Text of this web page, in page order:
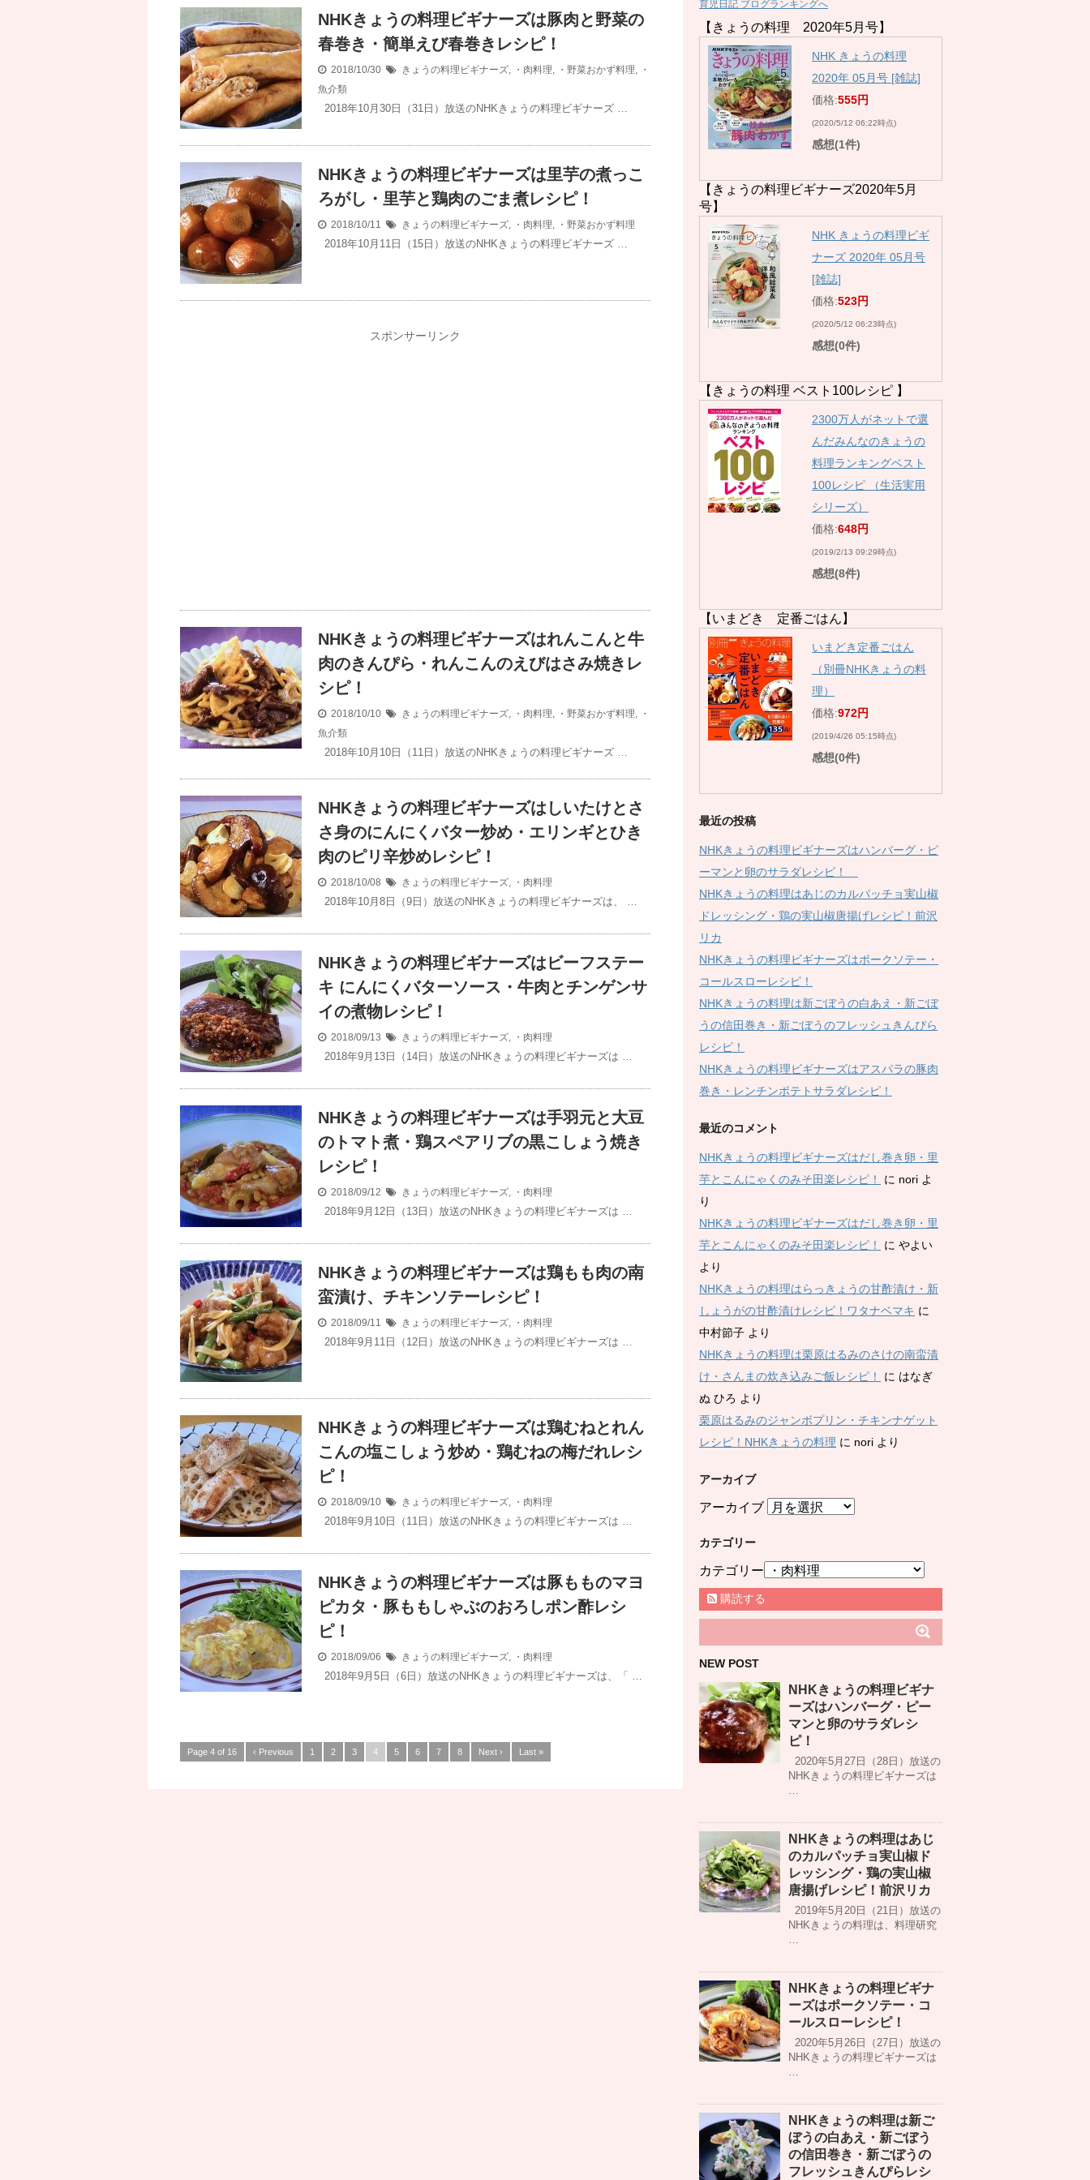
NHKきょうの料理ビギナーズは豚肉と野菜の
春巻き・簡単えび春巻きレシピ！
2018/10/30 きょうの料理ビギナーズ, ・肉料理, ・野菜おかず料理, ・
魚介類
2018年10月30日（31日）放送のNHKきょうの料理ビギナーズ …
NHKきょうの料理ビギナーズは里芋の煮っこ
ろがし・里芋と鶏肉のごま煮レシピ！
2018/10/11 きょうの料理ビギナーズ, ・肉料理, ・野菜おかず料理
2018年10月11日（15日）放送のNHKきょうの料理ビギナーズ …
スポンサーリンク
NHKきょうの料理ビギナーズはれんこんと牛
肉のきんぴら・れんこんのえびはさみ焼きレ
シピ！
2018/10/10 きょうの料理ビギナーズ, ・肉料理, ・野菜おかず料理, ・
魚介類
2018年10月10日（11日）放送のNHKきょうの料理ビギナーズ …
NHKきょうの料理ビギナーズはしいたけとさ
さ身のにんにくバター炒め・エリンギとひき
肉のピリ辛炒めレシピ！
2018/10/08 きょうの料理ビギナーズ, ・肉料理
2018年10月8日（9日）放送のNHKきょうの料理ビギナーズは、 …
NHKきょうの料理ビギナーズはビーフステー
キ にんにくバターソース・牛肉とチンゲンサ
イの煮物レシピ！
2018/09/13 きょうの料理ビギナーズ, ・肉料理
2018年9月13日（14日）放送のNHKきょうの料理ビギナーズは …
NHKきょうの料理ビギナーズは手羽元と大豆
のトマト煮・鶏スペアリブの黒こしょう焼き
レシピ！
2018/09/12 きょうの料理ビギナーズ, ・肉料理
2018年9月12日（13日）放送のNHKきょうの料理ビギナーズは …
NHKきょうの料理ビギナーズは鶏もも肉の南
蛮漬け、チキンソテーレシピ！
2018/09/11 きょうの料理ビギナーズ, ・肉料理
2018年9月11日（12日）放送のNHKきょうの料理ビギナーズは …
NHKきょうの料理ビギナーズは鶏むねとれん
こんの塩こしょう炒め・鶏むねの梅だれレシ
ピ！
2018/09/10 きょうの料理ビギナーズ, ・肉料理
2018年9月10日（11日）放送のNHKきょうの料理ビギナーズは …
NHKきょうの料理ビギナーズは豚もものマヨ
ピカタ・豚ももしゃぶのおろしポン酢レシ
ピ！
2018/09/06 きょうの料理ビギナーズ, ・肉料理
2018年9月5日（6日）放送のNHKきょうの料理ビギナーズは、「 …
Page 4 of 16 ‹ Previous 1 2 3 4 5 6 7 8 Next › Last »
育児日記 ブログランキングへ
【きょうの料理 2020年5月号】
NHK きょうの料理
2020年 05月号 [雑誌]
価格:555円
(2020/5/12 06:22時点)
感想(1件)
【きょうの料理ビギナーズ2020年5月
号】
NHK きょうの料理ビギ
ナーズ 2020年 05月号
[雑誌]
価格:523円
(2020/5/12 06:23時点)
感想(0件)
【きょうの料理 ベスト100レシピ 】
2300万人がネットで選
んだみんなのきょうの
料理ランキングベスト
100レシピ （生活実用
シリーズ）
価格:648円
(2019/2/13 09:29時点)
感想(8件)
【いまどき 定番ごはん】
いまどき定番ごはん
（別冊NHKきょうの料
理）
価格:972円
(2019/4/26 05:15時点)
感想(0件)
最近の投稿
NHKきょうの料理ビギナーズはハンバーグ・ピ
ーマンと卵のサラダレシピ！
NHKきょうの料理はあじのカルパッチョ実山椒
ドレッシング・鶏の実山椒唐揚げレシピ！前沢
リカ
NHKきょうの料理ビギナーズはポークソテー・
コールスローレシピ！
NHKきょうの料理は新ごぼうの白あえ・新ごぼ
うの信田巻き・新ごぼうのフレッシュきんぴら
レシピ！
NHKきょうの料理ビギナーズはアスパラの豚肉
巻き・レンチンポテトサラダレシピ！
最近のコメント
NHKきょうの料理ビギナーズはだし巻き卵・里
芋とこんにゃくのみそ田楽レシピ！
に nori よ
り
NHKきょうの料理ビギナーズはだし巻き卵・里
芋とこんにゃくのみそ田楽レシピ！
に やよい
より
NHKきょうの料理はらっきょうの甘酢漬け・新
しょうがの甘酢漬けレシピ！ワタナベマキ に
中村節子 より
NHKきょうの料理は栗原はるみのさけの南蛮漬
け・さんまの炊き込みご飯レシピ！
に はなぎ
ぬ ひろ より
栗原はるみのジャンボプリン・チキンナゲット
レシピ！NHKきょうの料理 に nori より
アーカイブ
アーカイブ
カテゴリー
カテゴリー
購読する
NEW POST
NHKきょうの料理ビギナ
ーズはハンバーグ・ピー
マンと卵のサラダレシ
ピ！
2020年5月27日（28日）放送の
NHKきょうの料理ビギナーズは
…
NHKきょうの料理はあじ
のカルパッチョ実山椒ド
レッシング・鶏の実山椒
唐揚げレシピ！前沢リカ
2019年5月20日（21日）放送の
NHKきょうの料理は、料理研究
…
NHKきょうの料理ビギナ
ーズはポークソテー・コ
ールスローレシピ！
2020年5月26日（27日）放送の
NHKきょうの料理ビギナーズは
…
NHKきょうの料理は新ご
ぼうの白あえ・新ごぼう
の信田巻き・新ごぼうの
フレッシュきんぴらレシ